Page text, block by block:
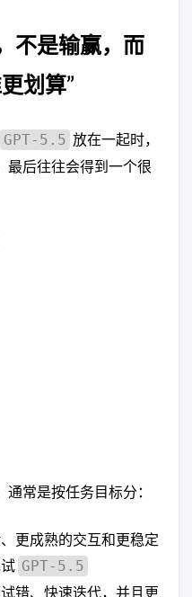
不是输赢，而
划算”
GPT-5.5 放在一起时，
最后往往会得到一个很
常是按任务目标分：
更成熟的交互和更稳定
GPT-5.5
错、快速迭代，并且更